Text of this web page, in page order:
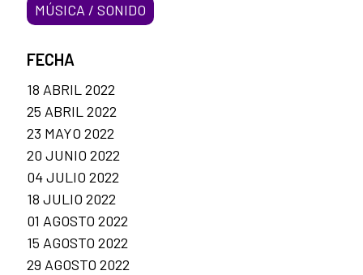
MÚSICA / SONIDO
FECHA
18 ABRIL 2022
25 ABRIL 2022
23 MAYO 2022
20 JUNIO 2022
04 JULIO 2022
18 JULIO 2022
01 AGOSTO 2022
15 AGOSTO 2022
29 AGOSTO 2022